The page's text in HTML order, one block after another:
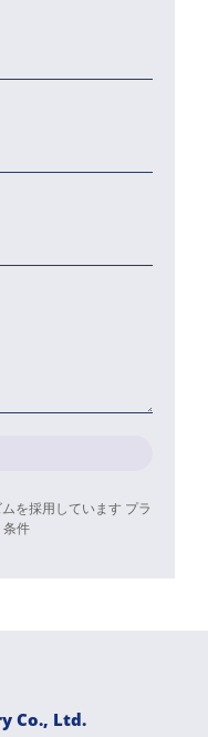
を採用しています プラ
条件
Co., Ltd.